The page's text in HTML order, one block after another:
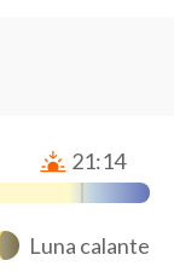
21:14
Luna calante